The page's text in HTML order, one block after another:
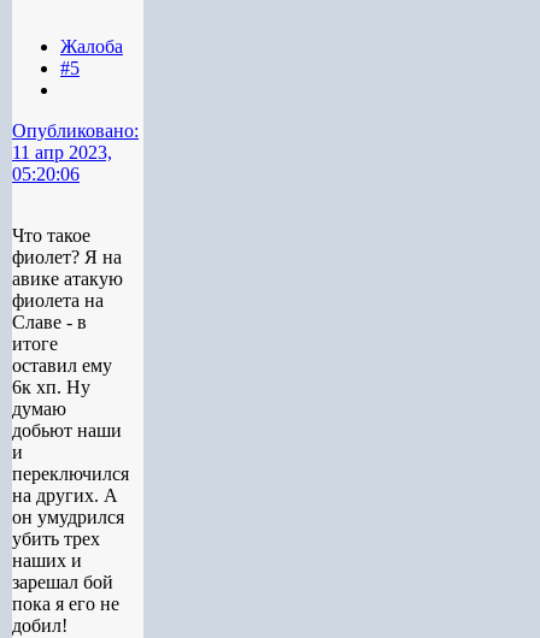
Жалоба
#5
Опубликовано:
11 апр 2023,
05:20:06
Что такое
фиолет? Я на
авике атакую
фиолета на
Славе - в
итоге
оставил ему
6к хп. Ну
думаю
добьют наши
и
переключился
на других. А
он умудрился
убить трех
наших и
зарешал бой
пока я его не
добил!